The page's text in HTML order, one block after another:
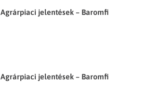
Agrárpiaci jelentések – Baromfi
Agrárpiaci jelentések – Baromfi